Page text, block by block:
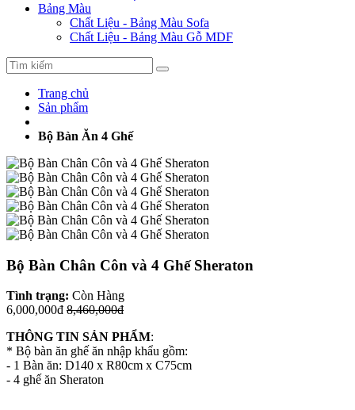
Bảng Màu
Chất Liệu - Bảng Màu Sofa
Chất Liệu - Bảng Màu Gỗ MDF
Trang chủ
Sản phẩm
Bộ Bàn Ăn 4 Ghế
Bộ Bàn Chân Côn và 4 Ghế Sheraton
Tình trạng: Còn Hàng
6,000,000đ 8,460,000đ
THÔNG TIN SẢN PHẨM:
* Bộ bàn ăn ghế ăn nhập khẩu gồm:
- 1 Bàn ăn: D140 x R80cm x C75cm
- 4 ghế ăn Sheraton